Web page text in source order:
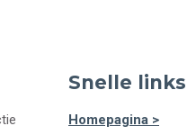
Snelle links
Homepagina >